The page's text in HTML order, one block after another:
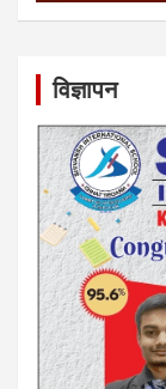
विज्ञापन